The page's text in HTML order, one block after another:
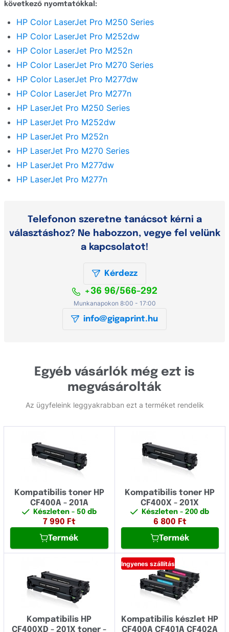
Részletes leírás
Webáruház értékelés
Kérdezzen
következő nyomtatókkal:
HP Color LaserJet Pro M250 Series
HP Color LaserJet Pro M252dw
HP Color LaserJet Pro M252n
HP Color LaserJet Pro M270 Series
HP Color LaserJet Pro M277dw
HP Color LaserJet Pro M277n
HP LaserJet Pro M250 Series
HP LaserJet Pro M252dw
HP LaserJet Pro M252n
HP LaserJet Pro M270 Series
HP LaserJet Pro M277dw
HP LaserJet Pro M277n
Telefonon szeretne tanácsot kérni a
választáshoz? Ne habozzon, vegye fel velünk
a kapcsolatot!
Kérdezz
+36 96/566-292
Munkanapokon 8:00 - 17:00
info@gigaprint.hu
Egyéb vásárlók még ezt is
megvásárolták
Az ügyfeleink leggyakrabban ezt a terméket rendelik
Kompatibilis toner HP
CF400A - 201A
Készleten - 50 db
7 990 Ft
Termék
Kompatibilis toner HP
CF400X - 201X
Készleten- 200 db
6 800 Ft
Termék
Kompatibilis HP
CF400XD - 201X toner -
Ingyenes szállítás
Kompatibilis készlet HP
CF400A CF401A CF402A